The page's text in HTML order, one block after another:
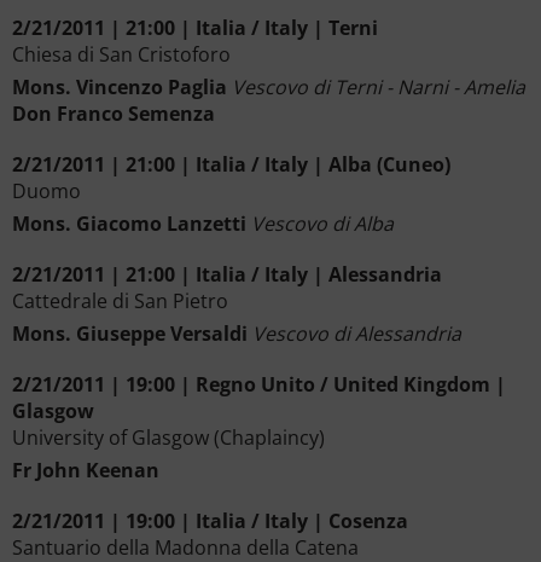
2/21/2011 | 21:00 | Italia / Italy | Terni
Chiesa di San Cristoforo
Mons. Vincenzo Paglia Vescovo di Terni - Narni - Amelia
Don Franco Semenza
2/21/2011 | 21:00 | Italia / Italy | Alba (Cuneo)
Duomo
Mons. Giacomo Lanzetti Vescovo di Alba
2/21/2011 | 21:00 | Italia / Italy | Alessandria
Cattedrale di San Pietro
Mons. Giuseppe Versaldi Vescovo di Alessandria
2/21/2011 | 19:00 | Regno Unito / United Kingdom |
Glasgow
University of Glasgow (Chaplaincy)
Fr John Keenan
2/21/2011 | 19:00 | Italia / Italy | Cosenza
Santuario della Madonna della Catena